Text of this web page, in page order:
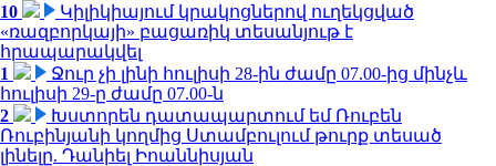
10
Կիլիկիայում կրակոցներով ուղեկցված
«ռազբորկայի» բացառիկ տեսանյութ է
հրապարակվել
1
Ջուր չի լինի հուլիսի 28-ին ժամը 07.00-ից մինչև
հուլիսի 29-ը ժամը 07.00-ն
2
Խստորեն դատապարտում եմ Ռուբեն
Ռուբինյանի կողմից Ստամբուլում թուրք տեսած
լինելը. Դանիել Իոաննիսյան